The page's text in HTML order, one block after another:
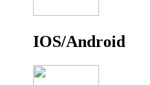
IOS/Android